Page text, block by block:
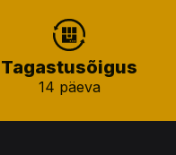
Tagastusõigus
14 päeva